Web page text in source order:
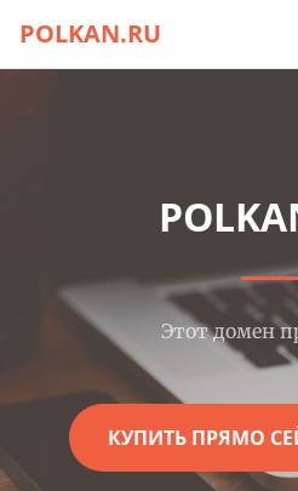
POLKAN.RU
Этот домен
КУПИТЬ ПРЯМО